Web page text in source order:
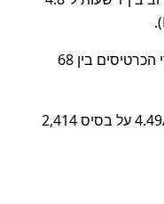
ב־365 הימים האחרונים נעו מחירי הכרטיסים בין 68
נוסעים העניקו דירוג ממוצע של 4.49/5 על בסיס 2,414